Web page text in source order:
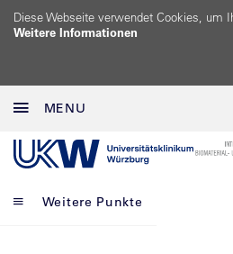
Diese Webseite verwendet Cookies, um
Weitere Informationen
MENU
Weitere Punkte